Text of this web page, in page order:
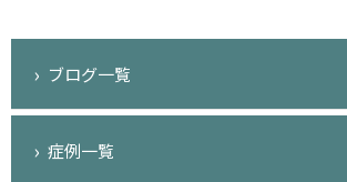
ブログ一覧
症例一覧